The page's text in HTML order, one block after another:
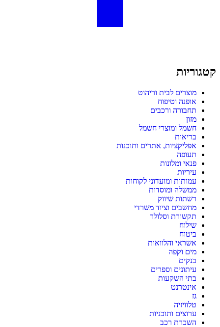
קטגוריות
מוצרים לבית וריהוט
אופנה וטיפוח
תחבורה ורכבים
מזון
חשמל ומוצרי חשמל
בריאות
אפליקציות, אתרים ותוכנות
תעופה
פנאי ומלונות
עיריות
עמותות ומועדוני לקוחות
ממשלה ומוסדות
רשתות שיווק
מחשבים וציוד משרדי
תקשורת וסלולר
שילוח
ביטוח
אשראי והלוואות
מים וקפה
בנקים
עיתונים וספרים
בתי השקעות
אינטרנט
גז
טלוויזיה
ערוצים ותוכניות
השכרת רכב